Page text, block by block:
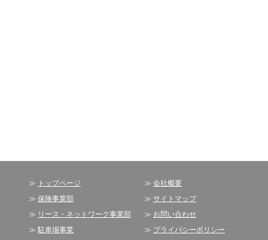
≫ トップページ
≫ 保険事業部
≫ リース・ネットワーク事業部
≫ 駐車場事業
≫ 会社概要
≫ サイトマップ
≫ お問い合わせ
≫ プライバシーポリシー